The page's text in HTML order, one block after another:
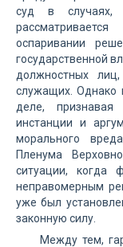
суд в случаях,
оспаривании
государственной
должностных
служащих. Однако
деле,
инстанции и
морального
Пленума
ситуации, когда
неправомерным
уже был
законную силу.
Между тем,